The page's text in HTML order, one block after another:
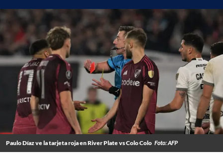
Paulo Díaz ve la tarjeta roja en River Plate vs Colo Colo Foto: AFP